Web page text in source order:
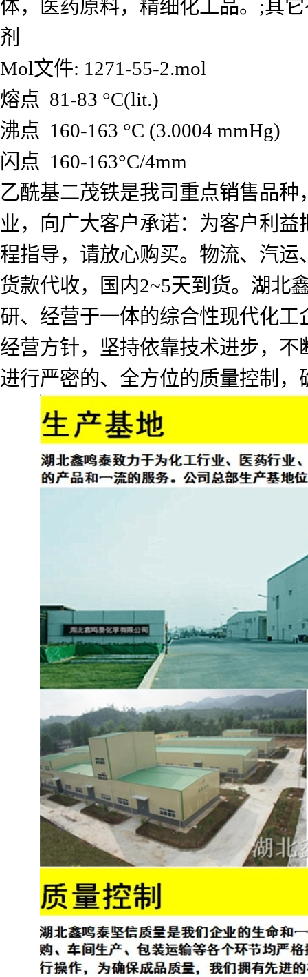
体，医药原料，精细化工品。;其
剂
Mol文件: 1271-55-2.mol
熔点 81-83 °C(lit.)
沸点 160-163 °C (3.0004 mmHg)
闪点 160-163°C/4mm
乙酰基二茂铁是我司重点销售品
业，向广大客户承诺：为客户利
程指导，请放心购买。物流、汽
货款代收，国内2~5天到货。湖北
研、经营于一体的综合性现代化
经营方针，坚持依靠技术进步，
进行严密的、全方位的质量控制